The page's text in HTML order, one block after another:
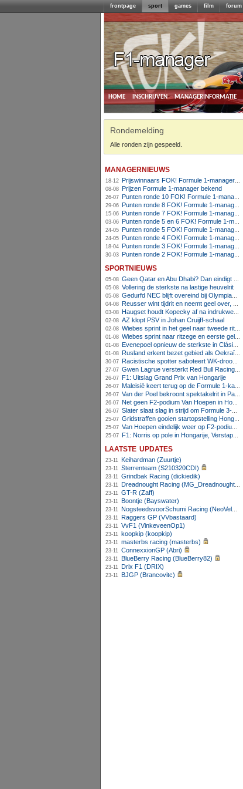
frontpage sport games film forum
home inschrijven managerinformatie
Rondemelding
Alle ronden zijn gespeeld.
managernieuws
18-12 Prijswinnaars FOK! Formule 1-manager 2012
08-08 Prijzen Formule 1-manager bekend
26-07 Punten ronde 10 FOK! Formule 1-manager 2012
29-06 Punten ronde 8 FOK! Formule 1-manager 2012
15-06 Punten ronde 7 FOK! Formule 1-manager 2012
03-06 Punten ronde 5 en 6 FOK! Formule 1-manager 2012
24-05 Punten ronde 5 FOK! Formule 1-manager 2012
24-05 Punten ronde 4 FOK! Formule 1-manager 2012
18-04 Punten ronde 3 FOK! Formule 1-manager 2012
30-03 Punten ronde 2 FOK! Formule 1-manager 2012
sportnieuws
05-08 Geen Qatar en Abu Dhabi? Dan eindigt Formule 1-seizoen mogelijk in Europa
05-08 Vollering de sterkste na lastige heuvelrit
05-08 Gedurfd NEC blijft overeind bij Olympiakos
04-08 Reusser wint tijdrit en neemt geel over, Nooijen knap tweede
03-08 Haugset houdt Kopecky af na indrukwekkende solo van 86 kilometer
02-08 AZ klopt PSV in Johan Cruijff-schaal
02-08 Wiebes sprint in het geel naar tweede ritzege
01-08 Wiebes sprint naar ritzege en eerste gele trui in Tour Femmes
01-08 Evenepoel opnieuw de sterkste in Clásica San Sebastián
01-08 Rusland erkent bezet gebied als Oekraïens voor opheffing IOC-schorsing
30-07 Racistische spotter saboteert WK-droom van powerliftster
27-07 Gwen Lagrue versterkt Red Bull Racing vanaf 2027
26-07 F1: Uitslag Grand Prix van Hongarije
26-07 Maleisië keert terug op de Formule 1-kalender in 2026
26-07 Van der Poel bekroont spektakelrit in Parijs met nipte zege; eindzege Pogacar
26-07 Net geen F2-podium Van Hoepen in Hongarije, Leon maakt indruk
26-07 Slater slaat slag in strijd om Formule 3-kampioenschap op Hungaroring
25-07 Gridstraffen gooien startopstelling Hongaarse Grand Prix flink overhoop
25-07 Van Hoepen eindelijk weer op F2-podium, Mini wint sprintrace op Hungaroring
25-07 F1: Norris op pole in Hongarije, Verstappen zesde
laatste updates
23-11 Keihardman (Zuurtje)
23-11 Sterrenteam (S210320CDI)
23-11 Grindbak Racing (dickiedik)
23-11 Dreadnought Racing (MG_Dreadnought)
23-11 GT-R (Zaff)
23-11 Boontje (Bayswater)
23-11 NogsteedsvoorSchumi Racing (NeoVeloci)
23-11 Raggers GP (VVbastaard)
23-11 VvF1 (VinkeveenOp1)
23-11 koopkip (koopkip)
23-11 masterbs racing (masterbs)
23-11 ConnexxionGP (Abri)
23-11 BlueBerry Racing (BlueBerry82)
23-11 Drix F1 (DRIX)
23-11 BJGP (Brancovitc)